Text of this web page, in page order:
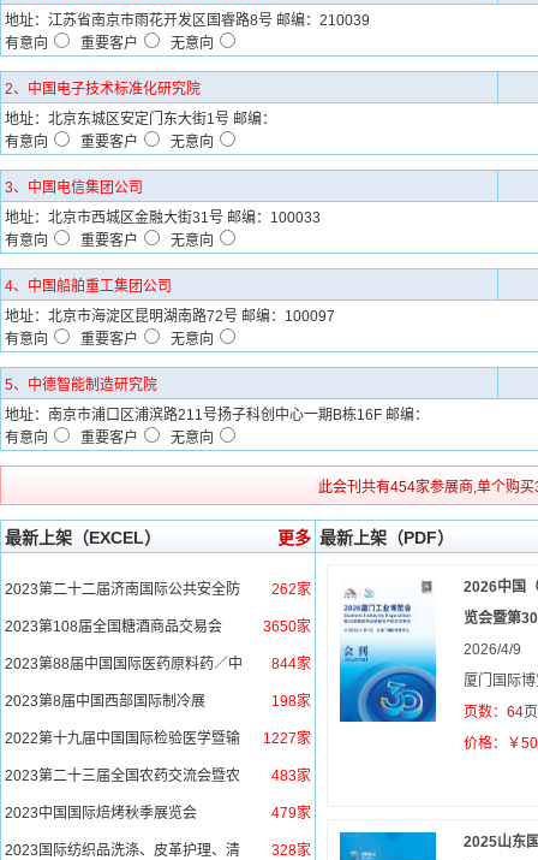
地址：江苏省南京市雨花开发区国睿路8号 邮编：210039
有意向
重要客户 无意向
2、中国电子技术标准化研究院
地址：北京东城区安定门东大街1号 邮编：
有意向
重要客户 无意向
3、中国电信集团公司
地址：北京市西城区金融大街31号 邮编：100033
有意向
重要客户 无意向
4、中国船舶重工集团公司
地址：北京市海淀区昆明湖南路72号 邮编：100097
有意向
重要客户 无意向
5、中德智能制造研究院
地址：南京市浦口区浦滨路211号扬子科创中心一期B栋16F 邮编：
有意向
重要客户 无意向
此会刊共有454家参展商,单个购
最新上架（EXCEL） 更多 最新上架（PDF）
2023第二十二届济南国际公共安全防
262家
2023第108届全国糖酒商品交易会 3650家
2023第88届中国国际医药原料药／中
844家
2023第8届中国西部国际制冷展 198家
2022第十九届中国国际检验医学暨输
1227家
2023第二十三届全国农药交流会暨农
483家
2023中国国际焙烤秋季展览会 479家
2023国际纺织品洗涤、皮革护理、清
328家
2026中国
览会暨第
2026/4/9
厦门国际
页数：64页
价格：￥50
2025山东